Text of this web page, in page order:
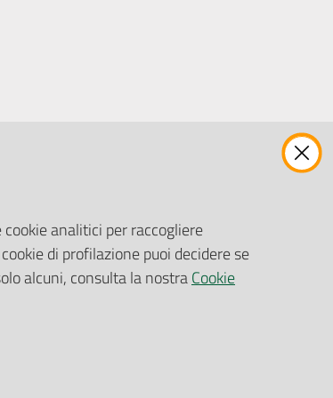
e Appalti
Patrocinio
analitici per raccogliere
di profilazione puoi decidere se
alcuni, consulta la nostraCookie